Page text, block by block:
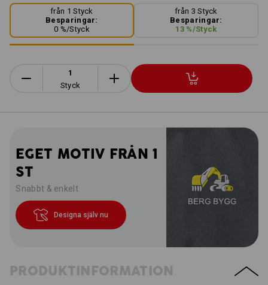
från 1 Styck
Besparingar:
0 %/Styck
från 3 Styck
Besparingar:
13 %/Styck
Styck
Snabbt & enkelt
EGET MOTIV FRÅN 1
ST
Designa själv nu
PRODUKTINFORMATION